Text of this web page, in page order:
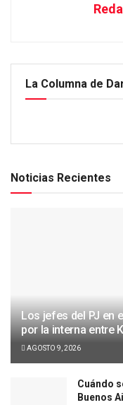
La Columna de
Noticias Recientes
Los jefes del PJ en
por la interna entre
AGOSTO 9, 2026
Cuándo
Buenos